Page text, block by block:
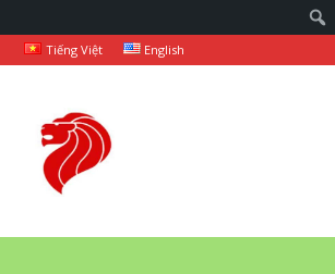
Tiếng Việt English